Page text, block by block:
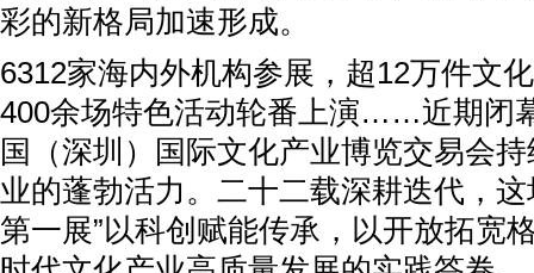
彩的新格局加速形成。
6312家海内外机构参展，超12万件文
400余场特色活动轮番上演……近期闭
国（深圳）国际文化产业博览交易会
业的蓬勃活力。二十二载深耕迭代，这
第一展”以科创赋能传承，以开放拓宽